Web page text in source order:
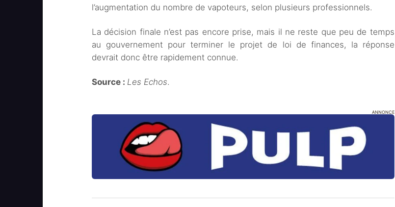
l’augmentation du nombre de vapoteurs, selon plusieurs professionnels.
La décision finale n’est pas encore prise, mais il ne reste que peu de temps
au gouvernement pour terminer le projet de loi de finances, la réponse
devrait donc être rapidement connue.
Source : Les Echos.
ANNONCE